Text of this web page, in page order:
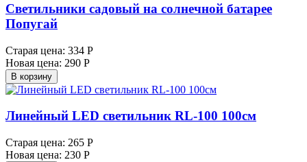
Светильники садовый на солнечной батарее
Попугай
Старая цена: 334 Р
Новая цена: 290 Р
В корзину
Линейный LED светильник RL-100 100см
Старая цена: 265 Р
Новая цена: 230 Р